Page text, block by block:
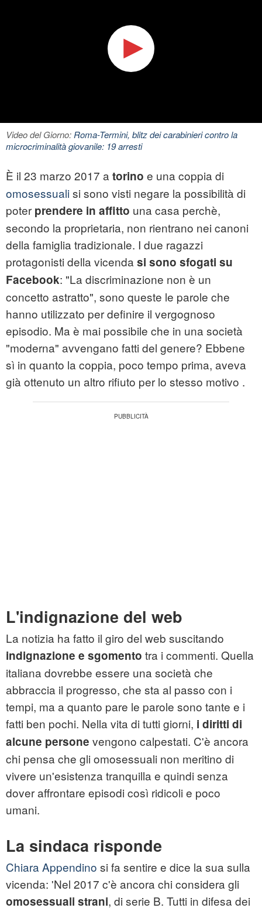
Video del Giorno:Roma-Termini, blitz dei carabinieri contro la
microcriminalità giovanile: 19 arresti
È il 23 marzo 2017 a torino e una coppia di
omosessualisi sono visti negare la possibilità di
poter prendere in affitto una casa perchè,
secondo la proprietaria, non rientrano nei canoni
della famiglia tradizionale. I due ragazzi
protagonisti della vicenda si sono sfogati su
Facebook: "La discriminazione non è un
concetto astratto", sono queste le parole che
hanno utilizzato per definire il vergognoso
episodio. Ma è mai possibile che in una società
"moderna" avvengano fatti del genere? Ebbene
sì in quanto la coppia, poco tempo prima, aveva
già ottenuto un altro rifiuto per lo stesso motivo .
L'indignazione del web
La notizia ha fatto il giro del web suscitando
indignazione e sgomento tra i commenti. Quella
italiana dovrebbe essere una società che
abbraccia il progresso, che sta al passo con i
tempi, ma a quanto pare le parole sono tante e i
fatti ben pochi. Nella vita di tutti giorni, i diritti di
alcune persone vengono calpestati. C'è ancora
chi pensa che gli omosessuali non meritino di
vivere un'esistenza tranquilla e quindi senza
dover affrontare episodi così ridicoli e poco
umani.
La sindaca risponde
Chiara Appendino si fa sentire e dice la sua sulla
vicenda: 'Nel 2017 c'è ancora chi considera gli
omosessuali strani, di serie B. Tutti in difesa dei